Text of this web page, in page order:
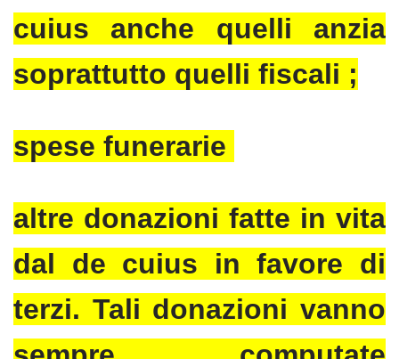
cuius anche quelli anzia
soprattutto quelli fiscali ;
spese funerarie
altre donazioni fatte in vita
dal de cuius in favore di
terzi. Tali donazioni vanno